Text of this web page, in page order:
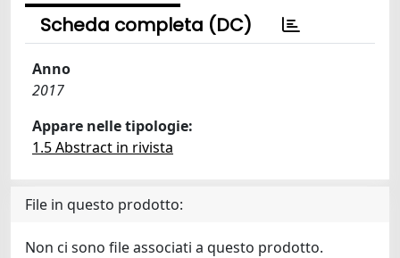
Scheda completa (DC)
Anno
2017
Appare nelle tipologie:
1.5 Abstract in rivista
File in questo prodotto:
Non ci sono file associati a questo prodotto.